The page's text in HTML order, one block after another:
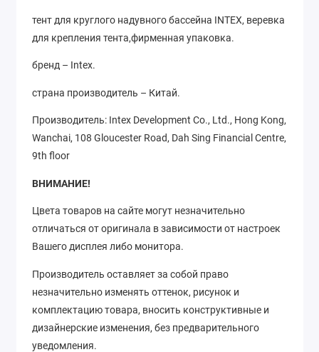
тент для круглого надувного бассейна INTEX, веревка
для крепления тента,фирменная упаковка.
бренд – Intex.
страна производитель – Китай.
Производитель: Intex Development Co., Ltd., Hong Kong,
Wanchai, 108 Gloucester Road, Dah Sing Financial Centre,
9th floor
ВНИМАНИЕ!
Цвета товаров на сайте могут незначительно
отличаться от оригинала в зависимости от настроек
Вашего дисплея либо монитора.
Производитель оставляет за собой право
незначительно изменять оттенок, рисунок и
комплектацию товара, вносить конструктивные и
дизайнерские изменения, без предварительного
уведомления.